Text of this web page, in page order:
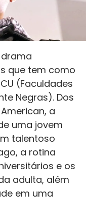
que tem como
(Faculdades
Negras). Dos
a
uma jovem
talentoso
a rotina
e os
adulta, além
em uma